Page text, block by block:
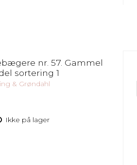
nr. 57. Gammel
sortering 1
& Grøndahl
Ikke på lager